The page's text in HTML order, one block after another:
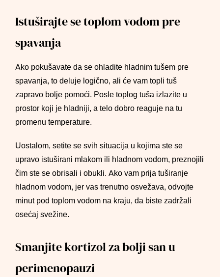
Istuširajte se toplom vodom pre
spavanja
Ako pokušavate da se ohladite hladnim tušem pre
spavanja, to deluje logično, ali će vam topli tuš
zapravo bolje pomoći. Posle toplog tuša izlazite u
prostor koji je hladniji, a telo dobro reaguje na tu
promenu temperature.
Uostalom, setite se svih situacija u kojima ste se
upravo istuširani mlakom ili hladnom vodom, preznojili
čim ste se obrisali i obukli. Ako vam prija tuširanje
hladnom vodom, jer vas trenutno osvežava, odvojte
minut pod toplom vodom na kraju, da biste zadržali
osećaj svežine.
Smanjite kortizol za bolji san u
perimenopauzi